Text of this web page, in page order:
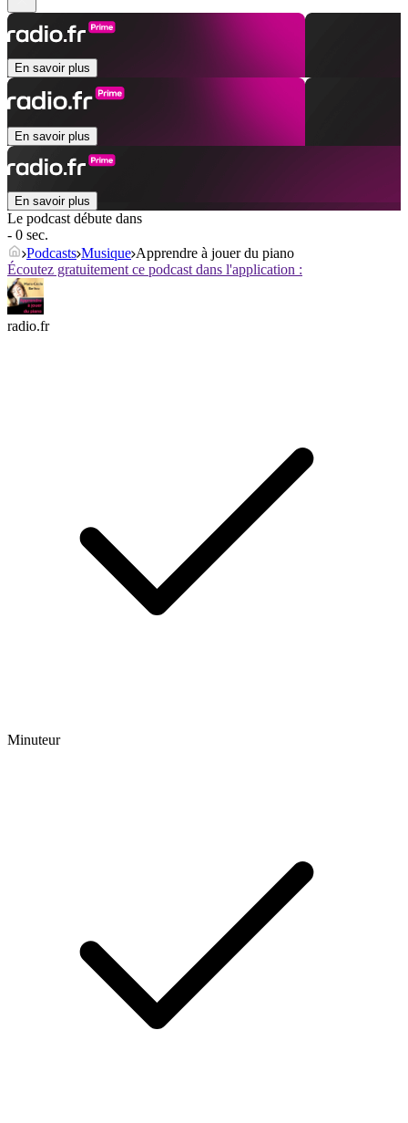
En savoir plus
En savoir plus
En savoir plus
Le podcast débute dans
- 0 sec.
Podcasts Musique Apprendre à jouer du piano
Écoutez gratuitement ce podcast dans l'application :
radio.fr
Minuteur